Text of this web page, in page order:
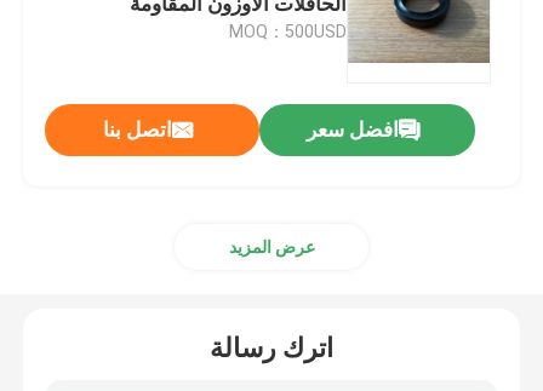
مقطورة النفط الأختام
ختم النفط بو
MOQ：500USD
افضل سعر اتصل بنا
عرض المزيد
اترك رسالة